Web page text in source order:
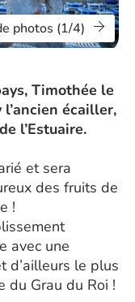
photos (1/4)
Timothée le
écailler,
l’Estuaire.
et sera
des fruits de
!
avec une
d’ailleurs le plus
du Grau du Roi !